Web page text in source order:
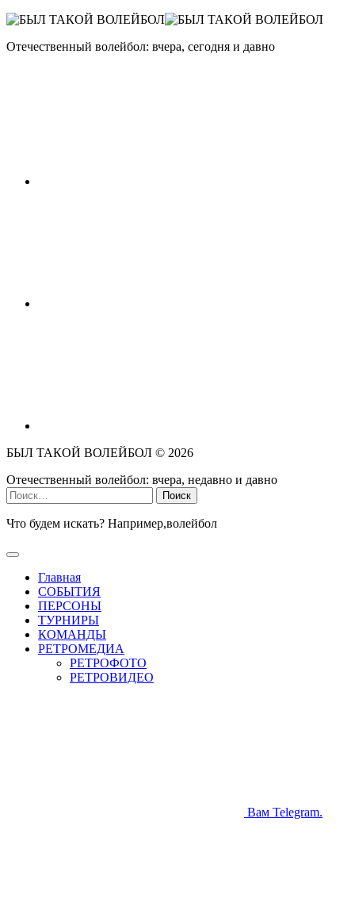
Отечественный волейбол: вчера, сегодня и давно
БЫЛ ТАКОЙ ВОЛЕЙБОЛ © 2026
Отечественный волейбол: вчера, недавно и давно
Найти:
Что будем искать? Например,волейбол
Главная
СОБЫТИЯ
ПЕРСОНЫ
ТУРНИРЫ
КОМАНДЫ
РЕТРОМЕДИА
РЕТРОФОТО
РЕТРОВИДЕО
Вам Telegram.